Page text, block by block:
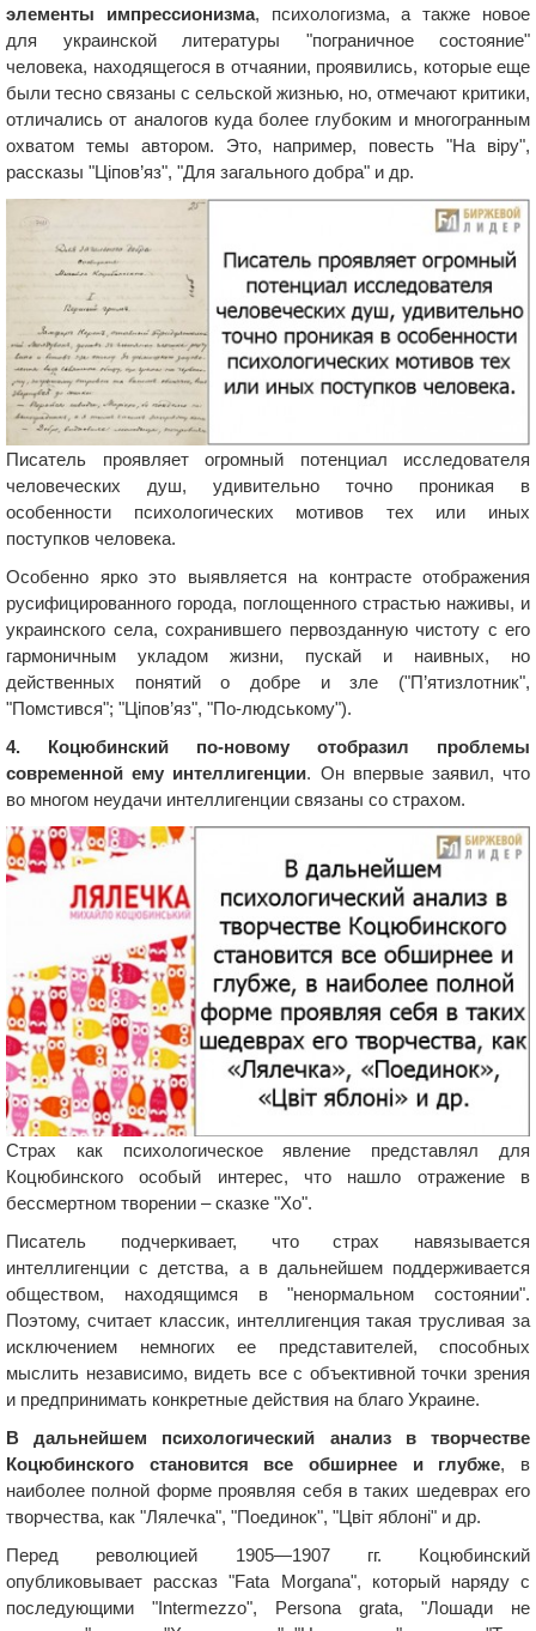
элементы импрессионизма, психологизма, а также новое
для украинской литературы "пограничное состояние"
человека, находящегося в отчаянии, проявились, которые еще
были тесно связаны с сельской жизнью, но, отмечают критики,
отличались от аналогов куда более глубоким и многогранным
охватом темы автором. Это, например, повесть "На віру",
рассказы "Ціпов’яз", "Для загального добра" и др.
Писатель проявляет огромный потенциал исследователя
человеческих душ, удивительно точно проникая в
особенности психологических мотивов тех или иных
поступков человека.
Особенно ярко это выявляется на контрасте отображения
русифицированного города, поглощенного страстью наживы, и
украинского села, сохранившего первозданную чистоту с его
гармоничным укладом жизни, пускай и наивных, но
действенных понятий о добре и зле ("П’ятизлотник",
"Помстився"; "Ціпов’яз", "По-людському").
4. Коцюбинский по-новому отобразил проблемы
современной ему интеллигенции. Он впервые заявил, что
во многом неудачи интеллигенции связаны со страхом.
Страх как психологическое явление представлял для
Коцюбинского особый интерес, что нашло отражение в
бессмертном творении – сказке "Хо".
Писатель подчеркивает, что страх навязывается
интеллигенции с детства, а в дальнейшем поддерживается
обществом, находящимся в "ненормальном состоянии".
Поэтому, считает классик, интеллигенция такая трусливая за
исключением немногих ее представителей, способных
мыслить независимо, видеть все с объективной точки зрения
и предпринимать конкретные действия на благо Украине.
В дальнейшем психологический анализ в творчестве
Коцюбинского становится все обширнее и глубже, в
наиболее полной форме проявляя себя в таких шедеврах его
творчества, как "Лялечка", "Поединок", "Цвіт яблоні" и др.
Перед революцией 1905—1907 гг. Коцюбинский
опубликовывает рассказ "Fata Morgana", который наряду с
последующими "Intermezzo", Persona grata, "Лошади не